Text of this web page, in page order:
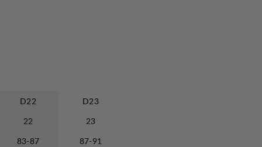
D22
D23
22
23
83-87
87-91